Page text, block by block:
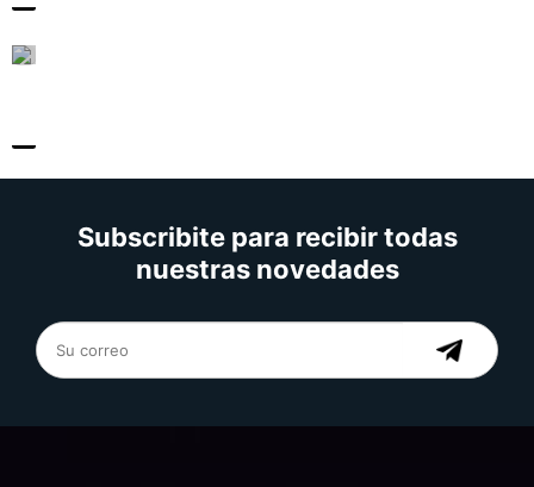
Subscribite para recibir todas
nuestras novedades